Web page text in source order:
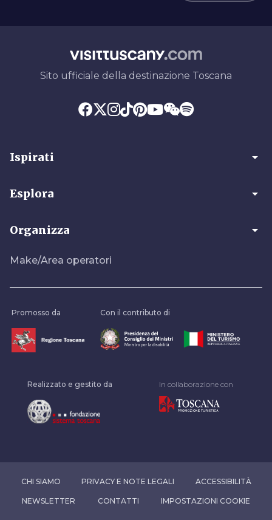
Sito ufficiale della destinazione Toscana
Ispirati arrow_drop_down
Esplora arrow_drop_down
Organizza arrow_drop_down
Make/Area operatori
Promosso da Con il contributo di
Realizzato e gestito da In collaborazione con
CHI SIAMO PRIVACY E NOTE LEGALI ACCESSIBILITÀ
NEWSLETTER CONTATTI IMPOSTAZIONI COOKIE